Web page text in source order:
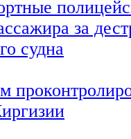
за
судна